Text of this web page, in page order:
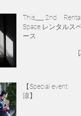
This___ 2nd Rental
Space レンタルスペ
ース
【Special event
涼】